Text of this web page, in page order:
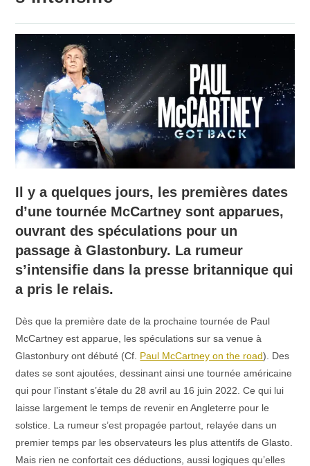
Il y a quelques jours, les premières dates
d’une tournée McCartney sont apparues,
ouvrant des spéculations pour un
passage à Glastonbury. La rumeur
s’intensifie dans la presse britannique qui
a pris le relais.
Dès que la première date de la prochaine tournée de Paul
McCartney est apparue, les spéculations sur sa venue à
Glastonbury ont débuté (Cf. Paul McCartney on the road). Des
dates se sont ajoutées, dessinant ainsi une tournée américaine
qui pour l’instant s’étale du 28 avril au 16 juin 2022. Ce qui lui
laisse largement le temps de revenir en Angleterre pour le
solstice. La rumeur s’est propagée partout, relayée dans un
premier temps par les observateurs les plus attentifs de Glasto.
Mais rien ne confortait ces déductions, aussi logiques qu’elles